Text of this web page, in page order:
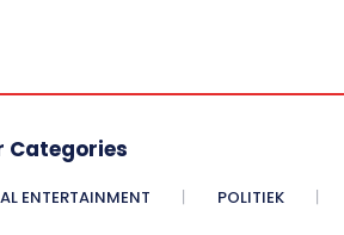
Categories
ENTERTAINMENT POLITIEK